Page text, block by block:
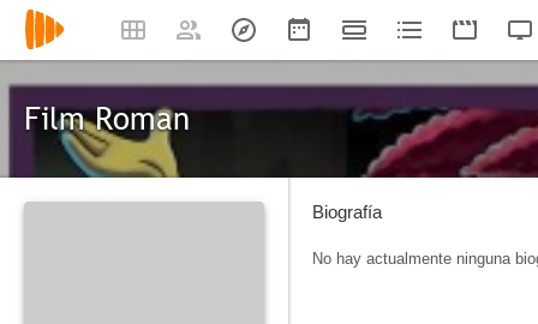
Film Roman
Biografía
No hay actualmente ninguna